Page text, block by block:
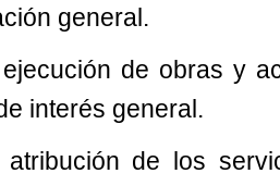
general.
de obras y
interés general.
de los